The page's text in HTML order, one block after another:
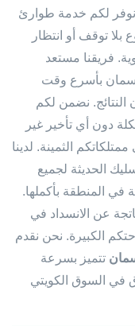
نوفر لكم خدمة طوارئ
توقف أو انتظار
فريقنا مستعد
بأسرع وقت
نضمن لكم
دون أي تأخير غير
الثمينة. لدينا
الحديثة لجميع
في المنطقة بأكملها.
عن الانسداد في
الكبيرة. نحن نقدم
تتميز بسرعة
في السوق الكويتي